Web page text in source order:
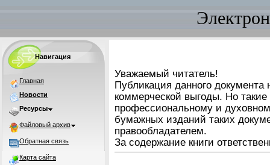
Навигация
Главная
Новости
Ресурсы
Файловый архив
Обратная связь
Карта сайта
Уважаемый читатель!
Публикация данного документа
коммерческой выгоды. Но
профессиональному и
бумажных изданий таких
правообладателем.
За содержание книги